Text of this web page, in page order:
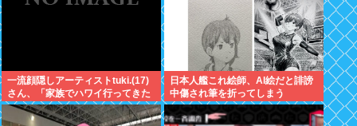
一流顔隠しアーティストtuki.(17)
さん、「家族でハワイ行ってきた
w」 自己顕示欲がどんどん抑えら
れなくなる
日本人艦これ絵師、AI絵だと誹謗
中傷され筆を折ってしまう